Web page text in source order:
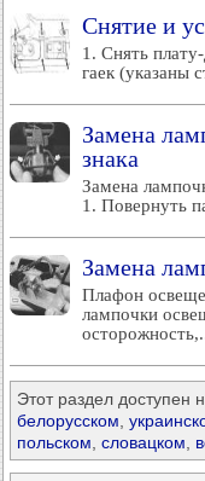
Снятие и
1. Снять
гаек (указаны
Замена
знака
Замена
1. Повернуть
Замена
Плафон
лампочки
Этот раздел доступен
белорусском
польском словацком